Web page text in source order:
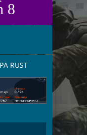
8
RUST